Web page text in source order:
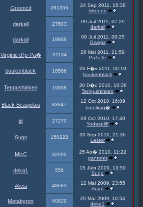
Greencd 281355
24 Sep 2011, 15:38
tiikoooo
darkall 27603
09 Juil 2011, 07:29
darkall
darkall 19868
09 Juil 2011, 00:25
Gwegz
Virginie d'Ip-Pa� 31134
26 Mai 2011, 21:59
PaTaTe
boukenblack 18586
06 F�v 2011, 00:10
boukenblack
Tengushinken 19698
30 D�c 2010, 10:38
Tengushinken
Black Beaujolais 83847
12 Oct 2010, 16:09
Iannikag�
jd 27270
09 Oct 2010, 17:40
Yodaspliff
Sugo 150222
30 Sep 2010, 21:36
Lester
MicC 32090
25 Ao� 2010, 11:22
gantonis
deka1 556
15 Juin 2009, 13:59
Sugo
Alicia 48683
12 Mai 2009, 23:55
Sugo
Metabyron 40929
20 Mar 2009, 10:54
deka1